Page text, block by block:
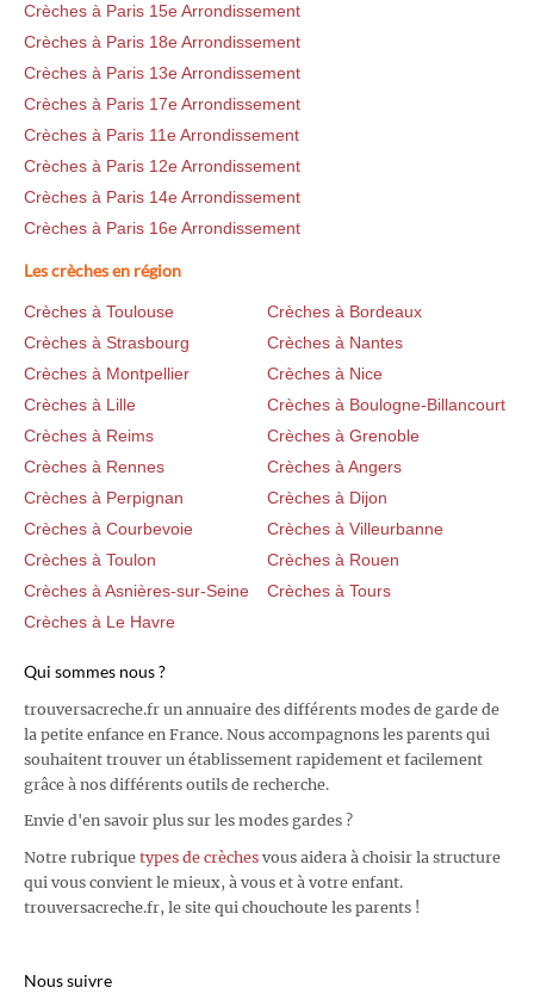
Crèches à Paris 15e Arrondissement
Crèches à Paris 18e Arrondissement
Crèches à Paris 13e Arrondissement
Crèches à Paris 17e Arrondissement
Crèches à Paris 11e Arrondissement
Crèches à Paris 12e Arrondissement
Crèches à Paris 14e Arrondissement
Crèches à Paris 16e Arrondissement
Les crèches en région
Crèches à Toulouse
Crèches à Bordeaux
Crèches à Strasbourg
Crèches à Nantes
Crèches à Montpellier
Crèches à Nice
Crèches à Lille
Crèches à Boulogne-Billancourt
Crèches à Reims
Crèches à Grenoble
Crèches à Rennes
Crèches à Angers
Crèches à Perpignan
Crèches à Dijon
Crèches à Courbevoie
Crèches à Villeurbanne
Crèches à Toulon
Crèches à Rouen
Crèches à Asnières-sur-Seine
Crèches à Tours
Crèches à Le Havre
Qui sommes nous ?
trouversacreche.fr un annuaire des différents modes de garde de
la petite enfance en France. Nous accompagnons les parents qui
souhaitent trouver un établissement rapidement et facilement
grâce à nos différents outils de recherche.
Envie d'en savoir plus sur les modes gardes ?
Notre rubrique types de crèches vous aidera à choisir la structure
qui vous convient le mieux, à vous et à votre enfant.
trouversacreche.fr, le site qui chouchoute les parents !
Nous suivre